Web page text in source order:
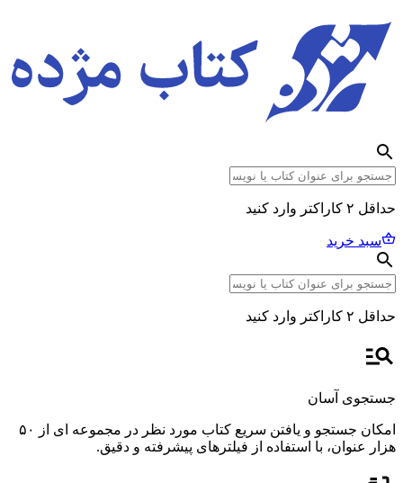
حداقل ۲ کاراکتر وارد کنید
سبد خرید
حداقل ۲ کاراکتر وارد کنید
جستجوی آسان
امکان جستجو و یافتن سریع کتاب مورد نظر در مجموعه ای از ۵۰
هزار عنوان، با استفاده از فیلترهای پیشرفته و دقیق.